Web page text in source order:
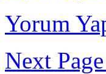
Yorum
Next